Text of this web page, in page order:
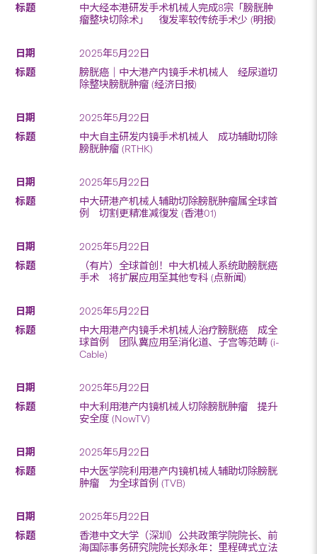
中大经本港研发手术机械人完成8宗「膀胱肿
瘤整块切除术」 復发率较传统手术少 (明报)
2025年5月22日
膀胱癌｜中大港产内镜手术机械人 经尿道切
除整块膀胱肿瘤 (经济日报)
2025年5月22日
中大自主研发内镜手术机械人 成功辅助切除
膀胱肿瘤 (RTHK)
2025年5月22日
中大研港产机械人辅助切除膀胱肿瘤属全球首
例 切割更精准减復发 (香港01)
2025年5月22日
（有片）全球首创！中大机械人系统助膀胱癌
手术 将扩展应用至其他专科 (点新闻)
2025年5月22日
中大用港产内镜手术机械人治疗膀胱癌 成全
球首例 团队冀应用至消化道、子宫等范畴 (i-
Cable)
2025年5月22日
中大利用港产内镜机械人切除膀胱肿瘤 提升
安全度 (NowTV)
2025年5月22日
中大医学院利用港产内镜机械人辅助切除膀胱
肿瘤 为全球首例 (TVB)
2025年5月22日
香港中文大学（深圳）公共政策学院院长、前
海国际事务研究院院长郑永年：里程碑式立法